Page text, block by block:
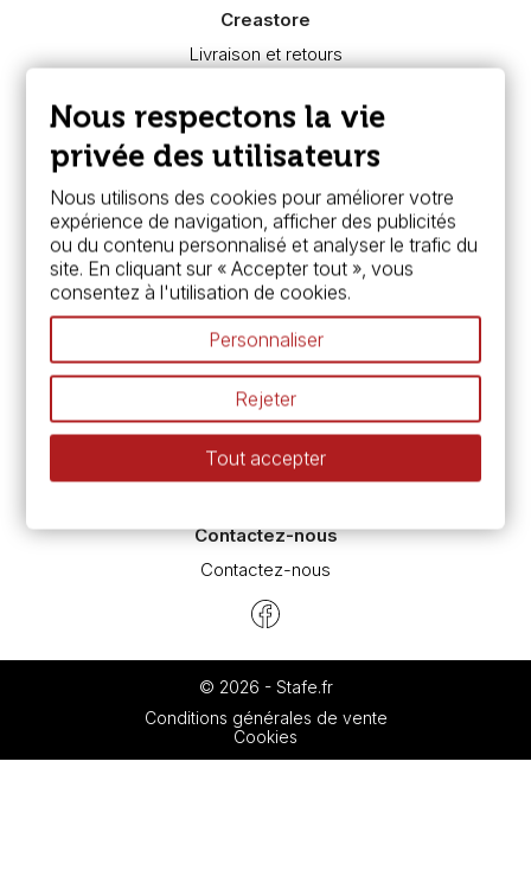
Creastore
Livraison et retours
Paiement sécurisé
FAQ
Boutique à Angers
Services
Carte fidélité & avantages
Chèque cadeau, bon cadeaux
Devis & bon de commande
Pass culture - mode d'emploi
Nos promotions en cours
Espace conseils
L’aquarelle en tubes ou en godets ?
Le vocabulaire technique de l’aquarelle
Différence entre peinture Fine et Extra-fine
Préparer une toile pour peinture à l'huile et acrylique
Contactez-nous
Contactez-nous
© 2026 - Stafe.fr
Conditions générales de vente
Cookies
Nous respectons la vie
privée des utilisateurs
Nous utilisons des cookies pour améliorer votre
expérience de navigation, afficher des publicités
ou du contenu personnalisé et analyser le trafic du
site. En cliquant sur « Accepter tout », vous
consentez à l'utilisation de cookies.
Personnaliser
Rejeter
Tout accepter